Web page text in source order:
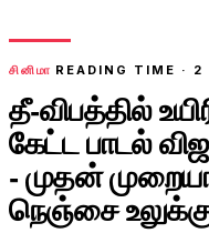
சினிமா READING TIME · 2
தீ-விபத்தில்
கேட்ட பாடல்
- முதன்
நெஞ்சை